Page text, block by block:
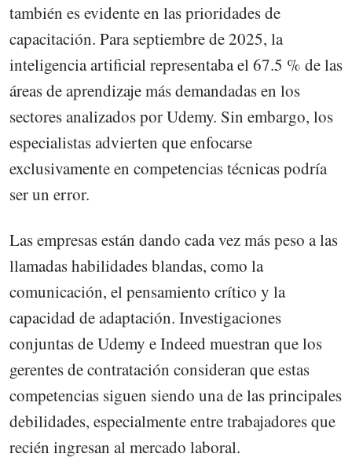
también es evidente en las prioridades de
capacitación. Para septiembre de 2025, la
inteligencia artificial representaba el 67.5 % de las
áreas de aprendizaje más demandadas en los
sectores analizados por Udemy. Sin embargo, los
especialistas advierten que enfocarse
exclusivamente en competencias técnicas podría
ser un error.
Las empresas están dando cada vez más peso a las
llamadas habilidades blandas, como la
comunicación, el pensamiento crítico y la
capacidad de adaptación. Investigaciones
conjuntas de Udemy e Indeed muestran que los
gerentes de contratación consideran que estas
competencias siguen siendo una de las principales
debilidades, especialmente entre trabajadores que
recién ingresan al mercado laboral.